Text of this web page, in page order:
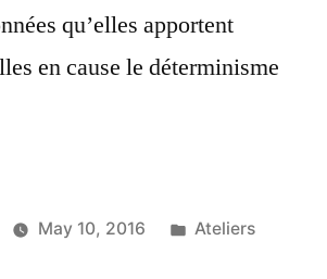
qu’elles apportent
en cause le déterminisme
May 10, 2016
Posted
Ateliers